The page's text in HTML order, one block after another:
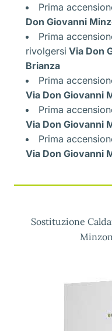
Prima
Don Giovanni
Prima
rivolgersi Via Don
Brianza
Prima
Via Don Giovanni
Prima
Via Don Giovanni
Prima
Via Don Giovanni
Sostituzione